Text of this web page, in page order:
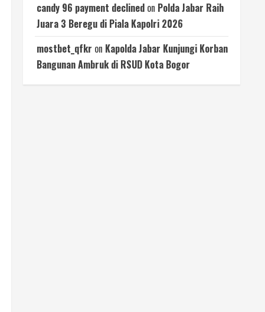
candy 96 payment declined on Polda Jabar Raih
Juara 3 Beregu di Piala Kapolri 2026
mostbet_qfkr on Kapolda Jabar Kunjungi Korban
Bangunan Ambruk di RSUD Kota Bogor